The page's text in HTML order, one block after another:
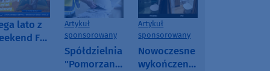
lato z
FM
Artykuł
sponsorowany
Spółdzielnia
"Pomorzanka"
Artykuł
sponsorowany
Nowoczesne
wykończenia